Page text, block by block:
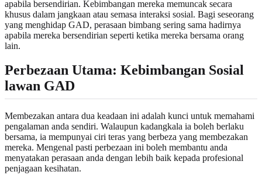
apabila bersendirian. Kebimbangan mereka memuncak secara
khusus dalam jangkaan atau semasa interaksi sosial. Bagi seseorang
yang menghidap GAD, perasaan bimbang sering sama hadirnya
apabila mereka bersendirian seperti ketika mereka bersama orang
lain.
Perbezaan Utama: Kebimbangan Sosial
lawan GAD
Membezakan antara dua keadaan ini adalah kunci untuk memahami
pengalaman anda sendiri. Walaupun kadangkala ia boleh berlaku
bersama, ia mempunyai ciri teras yang berbeza yang membezakan
mereka. Mengenal pasti perbezaan ini boleh membantu anda
menyatakan perasaan anda dengan lebih baik kepada profesional
penjagaan kesihatan.